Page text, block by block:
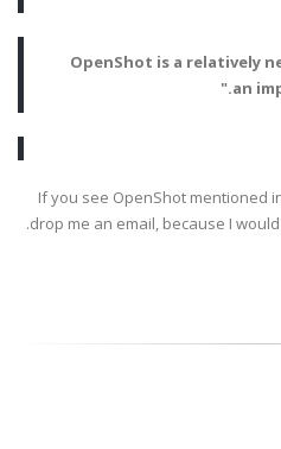
OpenShot is a relatively
an
If you see OpenShot mentioned
drop me an email, because I